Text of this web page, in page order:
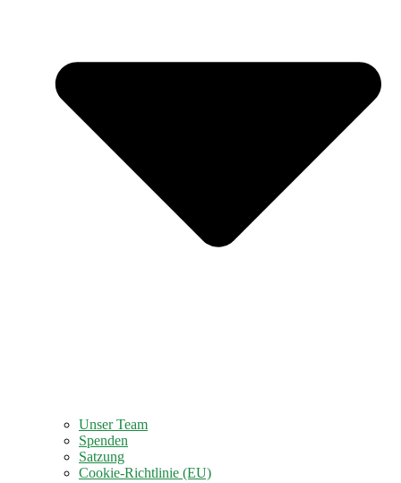
Unser Team
Spenden
Satzung
Cookie-Richtlinie (EU)